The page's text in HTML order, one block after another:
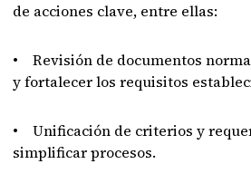
de acciones clave, entre ellas:
• Revisión de documentos
y fortalecer los requisitos
• Unificación de criterios y
simplificar procesos.